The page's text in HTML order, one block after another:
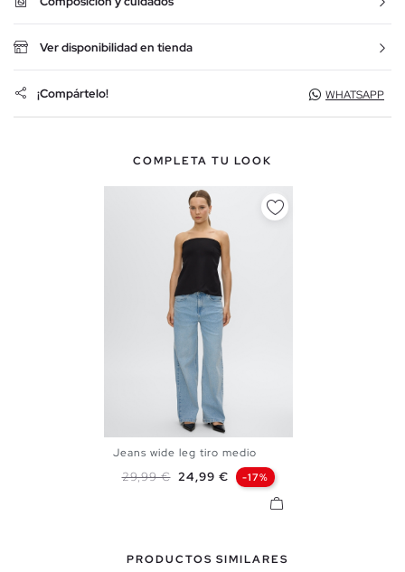
Ver disponibilidad en tienda
¡Compártelo! WHATSAPP
COMPLETA TU LOOK
38
Jeans wide leg tiro medio
Precio base
29,99 € Precio
24,99 € -17%
PRODUCTOS SIMILARES